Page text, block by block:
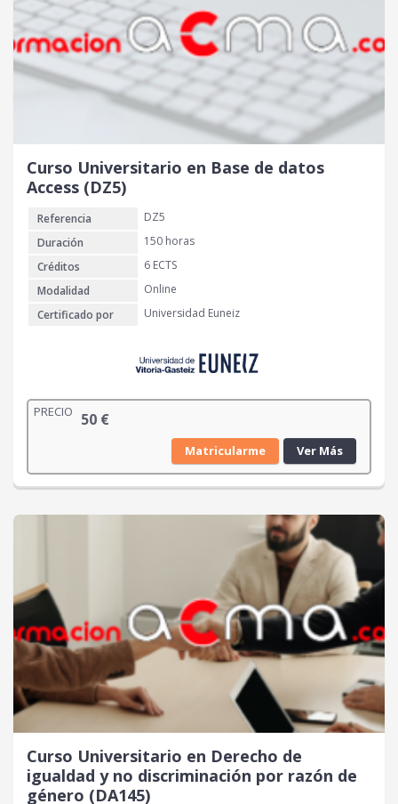
Curso Universitario en Base de datos
Access (DZ5)
Referencia
DZ5
Duración
150 horas
Créditos
6 ECTS
Modalidad
Online
Certificado por
Universidad Euneiz
PRECIO 50 €
Matricularme Ver Más
Curso Universitario en Derecho de
igualdad y no discriminación por razón de
género (DA145)